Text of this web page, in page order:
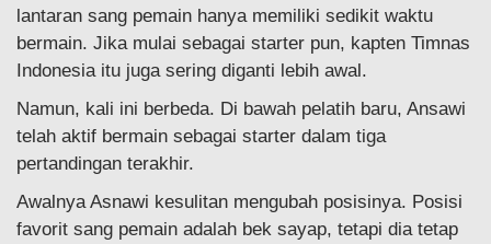
lantaran sang pemain hanya memiliki sedikit waktu
bermain. Jika mulai sebagai starter pun, kapten Timnas
Indonesia itu juga sering diganti lebih awal.
Namun, kali ini berbeda. Di bawah pelatih baru, Ansawi
telah aktif bermain sebagai starter dalam tiga
pertandingan terakhir.
Awalnya Asnawi kesulitan mengubah posisinya. Posisi
favorit sang pemain adalah bek sayap, tetapi dia tetap